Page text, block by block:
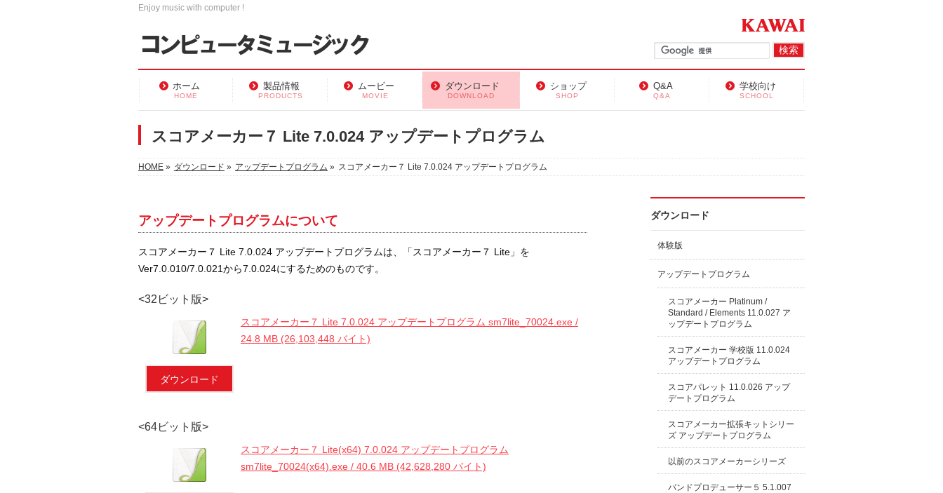
Enjoy music with computer !
ホーム
HOME
製品情報
PRODUCTS
ムービー
MOVIE
ダウンロード
DOWNLOAD
ショップ
SHOP
Q&A
Q&A
学校向け
SCHOOL
スコアメーカー７ Lite 7.0.024 アップデートプログラム
HOME » ダウンロード » アップデートプログラム » スコアメーカー７ Lite 7.0.024 アップデートプログラム
アップデートプログラムについて
スコアメーカー７ Lite 7.0.024 アップデートプログラムは、「スコアメーカー７ Lite」を
Ver7.0.010/7.0.021から7.0.024にするためのものです。
<32ビット版>
ダウンロード
スコアメーカー７ Lite 7.0.024 アップデートプログラム sm7lite_70024.exe /
24.8 MB (26,103,448 バイト)
<64ビット版>
スコアメーカー７ Lite(x64) 7.0.024 アップデートプログラム
sm7lite_70024(x64).exe / 40.6 MB (42,628,280 バイト)
ダウンロード
体験版
アップデートプログラム
スコアメーカー Platinum /
Standard / Elements 11.0.027 ア
ップデートプログラム
スコアメーカー 学校版 11.0.024
アップデートプログラム
スコアパレット 11.0.026 アップ
デートプログラム
スコアメーカー拡張キットシリー
ズ アップデートプログラム
以前のスコアメーカーシリーズ
バンドプロデューサー５ 5.1.007